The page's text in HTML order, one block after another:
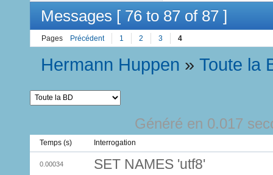
Messages [ 76 to 87 of 87 ]
Pages Précédent 1 2 3 4
Hermann Huppen »Toute la
Généré en 0.017
Temps (s) Interrogation
0.00034 SET NAMES 'utf8'